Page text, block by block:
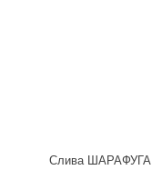
Слива ШАРАФУГА